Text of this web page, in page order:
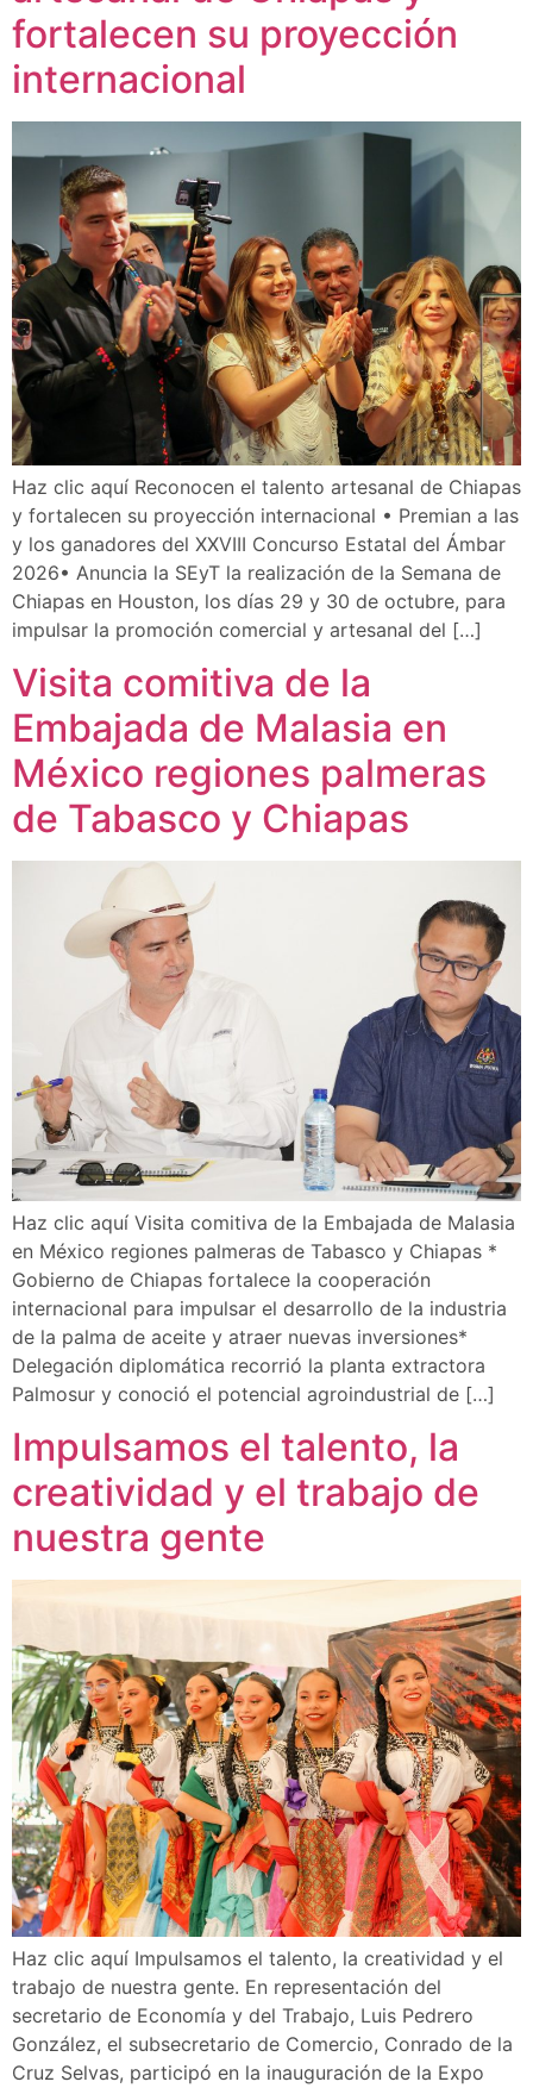
fortalecen su proyección
internacional
Haz clic aquí Reconocen el talento artesanal de Chiapas
y fortalecen su proyección internacional • Premian a las
y los ganadores del XXVIII Concurso Estatal del Ámbar
2026• Anuncia la SEyT la realización de la Semana de
Chiapas en Houston, los días 29 y 30 de octubre, para
impulsar la promoción comercial y artesanal del […]
Visita comitiva de la
Embajada de Malasia en
México regiones palmeras
de Tabasco y Chiapas
Haz clic aquí Visita comitiva de la Embajada de Malasia
en México regiones palmeras de Tabasco y Chiapas *
Gobierno de Chiapas fortalece la cooperación
internacional para impulsar el desarrollo de la industria
de la palma de aceite y atraer nuevas inversiones*
Delegación diplomática recorrió la planta extractora
Palmosur y conoció el potencial agroindustrial de […]
Impulsamos el talento, la
creatividad y el trabajo de
nuestra gente
Haz clic aquí Impulsamos el talento, la creatividad y el
trabajo de nuestra gente. En representación del
secretario de Economía y del Trabajo, Luis Pedrero
González, el subsecretario de Comercio, Conrado de la
Cruz Selvas, participó en la inauguración de la Expo